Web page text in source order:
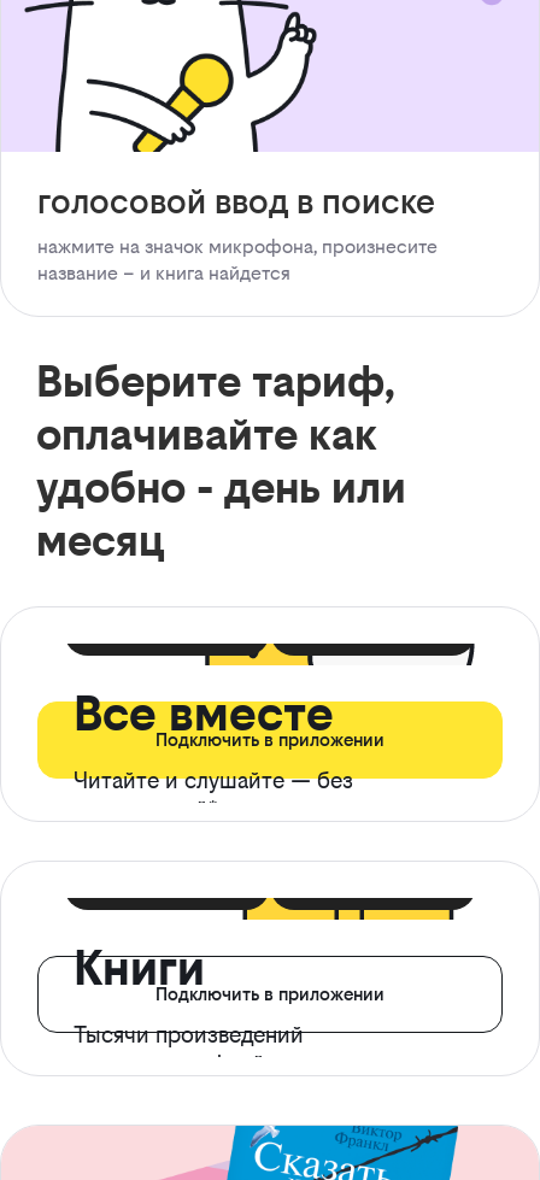
голосовой ввод в поиске
нажмите на значок микрофона, произнесите
название – и книга найдется
Выберите тариф,
оплачивайте как
удобно - день или
месяц
Все вместе
Читайте и слушайте — без
ограничений*
Подключить в приложении
Книги
Тысячи произведений
с доступом офлайн
Подключить в приложении